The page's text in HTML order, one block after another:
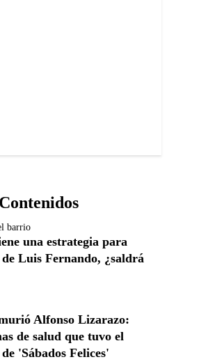
barrio
una estrategia para
Luis Fernando, ¿saldrá
Alfonso Lizarazo:
de salud que tuvo el
'Sábados Felices'